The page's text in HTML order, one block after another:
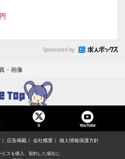
Sponsored by
・画像
X YouTube
広告掲載 会社概要 個人情報保護方針
スを購入、契約した場合に、